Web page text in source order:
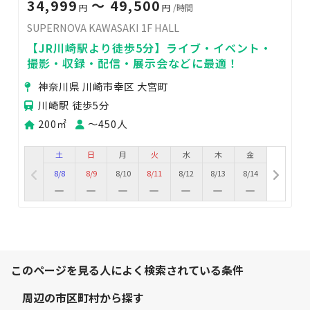
34,999 円 〜 49,500 円 /時間
SUPERNOVA KAWASAKI 1F HALL
【JR川崎駅より徒歩5分】ライブ・イベント・
撮影・収録・配信・展示会などに最適！
神奈川県 川崎市幸区 大宮町
川崎駅 徒歩5分
200㎡
〜450人
土
8/8
日
8/9
月
8/10
火
8/11
水
8/12
木
8/13
金
8/14
このページを見る人によく検索されている条件
周辺の市区町村から探す